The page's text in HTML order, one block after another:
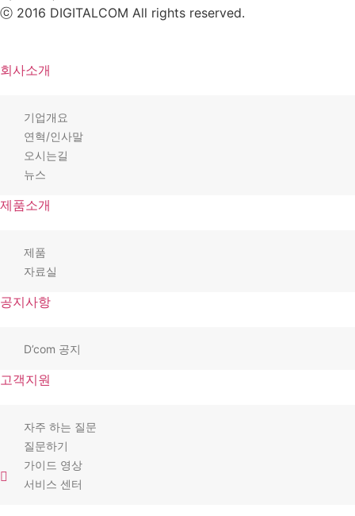
ⓒ 2016 DIGITALCOM All rights reserved.
회사소개
기업개요
연혁/인사말
오시는길
뉴스
제품소개
제품
자료실
공지사항
D’com 공지
고객지원
자주 하는 질문
질문하기
가이드 영상
서비스 센터